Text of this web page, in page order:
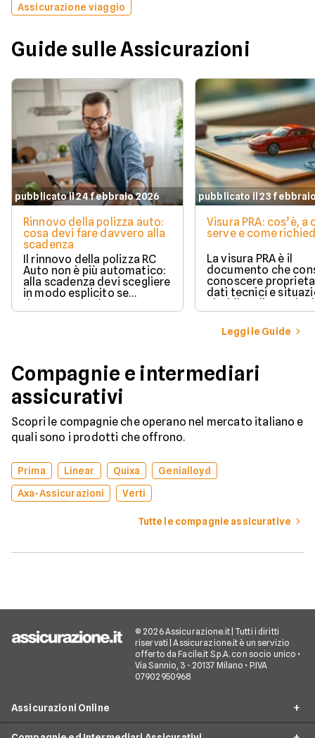
Assicurazione viaggio
Guide sulle Assicurazioni
pubblicato il 24 febbraio 2026
Rinnovo della polizza auto:
cosa devi fare davvero alla
scadenza
Il rinnovo della polizza RC
Auto non è più automatico:
alla scadenza devi scegliere
in modo esplicito se
rinnovare con la stessa
compagnia o stipulare un
pubblicato il 23
Visura PRA: cos’è, a
serve e come
La visura PRA è il
documento che
conoscere
dati tecnici e
giuridica di un
iscritto al Pubblico
Automobilistico.
Leggi le Guide
Compagnie e intermediari
assicurativi
Scopri le compagnie che operano nel mercato italiano e
quali sono i prodotti che offrono.
Prima Linear Quixa
Genialloyd
Axa-Assicurazioni
Verti
Tutte le compagnie assicurative
© 2026 Assicurazione.it | Tutti i diritti
riservati | Assicurazione.it è un servizio
offerto da Facile.it S.p.A. con socio unico •
Via Sannio, 3 - 20137 Milano • P.IVA
07902950968
Assicurazioni Online